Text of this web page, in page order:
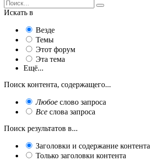
Искать в
Везде
Темы
Этот форум
Эта тема
Ещё...
Поиск контента, содержащего...
Любое слово запроса
Все слова запроса
Поиск результатов в...
Заголовки и содержание контента
Только заголовки контента